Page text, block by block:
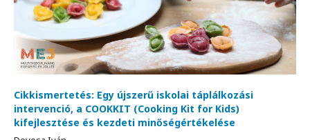
Cikkismertetés: Egy újszerű iskolai táplálkozási
intervenció, a COOKKIT (Cooking Kit for Kids)
kifejlesztése és kezdeti minőségértékelése